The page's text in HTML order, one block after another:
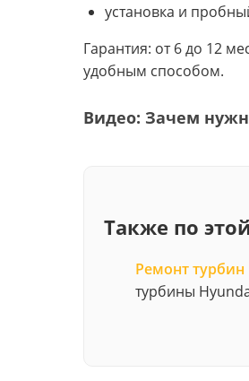
установка и
Гарантия: от 6 до 12
удобным способом.
Видео: Зачем
Также по
Ремонт турбин
турбины